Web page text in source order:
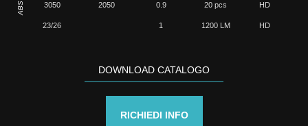
3050 2050 0.9 20 pcs HD
ABS
23/26 1 1200 LM HD
DOWNLOAD CATALOGO
RICHIEDI INFO